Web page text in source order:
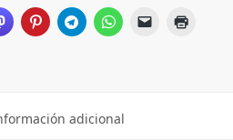
adicional